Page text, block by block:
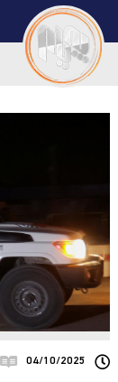
04/10/2025